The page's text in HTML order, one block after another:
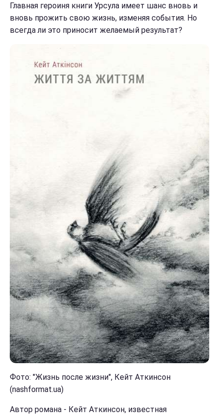
Главная героиня книги Урсула имеет шанс вновь и
вновь прожить свою жизнь, изменяя события. Но
всегда ли это приносит желаемый результат?
Фото: "Жизнь после жизни", Кейт Аткинсон
(nashformat.ua)
Автор романа - Кейт Аткинсон, известная